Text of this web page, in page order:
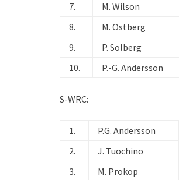
7.
M. Wilson
8.
M. Ostberg
9.
P. Solberg
10.
P.-G. Andersson
S-WRC:
1. P.G. Andersson
2.
J. Tuochino
3.
M. Prokop